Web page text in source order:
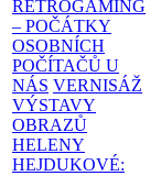
RETROGAMING
– POČÁTKY
OSOBNÍCH
POČÍTAČŮ U
NÁS VERNISÁŽ
VÝSTAVY
OBRAZŮ
HELENY
HEJDUKOVÉ: